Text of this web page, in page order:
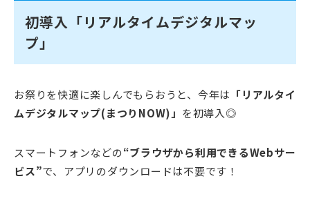
初導入「リアルタイムデジタルマッ
プ」
お祭りを快適に楽しんでもらおうと、今年は 「リアルタイ
ムデジタルマップ(まつりNOW)」 を初導入◎
スマートフォンなどの“ブラウザから利用できるWebサー
ビス”で、アプリのダウンロードは不要です！